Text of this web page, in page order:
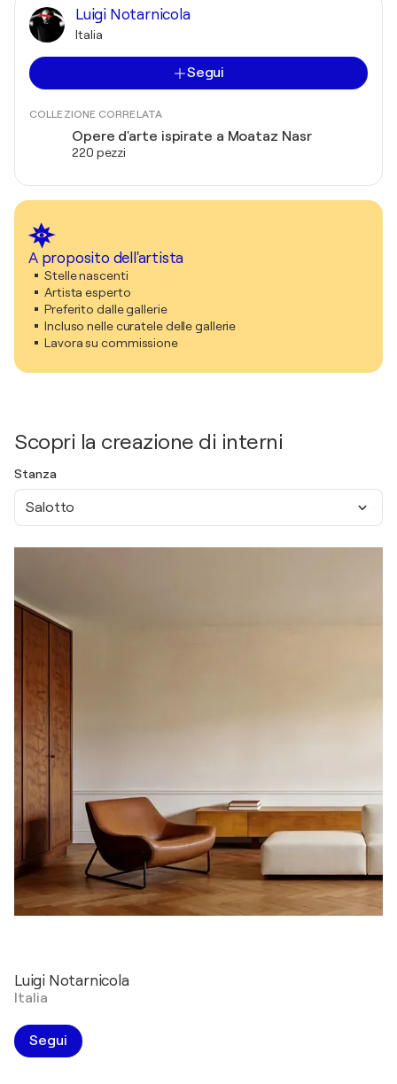
Luigi Notarnicola
Italia
Segui
COLLEZIONE CORRELATA
Opere d'arte ispirate a Moataz Nasr
220 pezzi
A proposito dell'artista
Stelle nascenti
Artista esperto
Preferito dalle gallerie
Incluso nelle curatele delle gallerie
Lavora su commissione
Scopri la creazione di interni
Stanza
Salotto
Luigi Notarnicola
Italia
Segui